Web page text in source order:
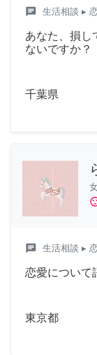
chat 生活相談 ▸
あなた、損し
ないですか？
千葉県
chat 生活相談 ▸
恋愛について
東京都